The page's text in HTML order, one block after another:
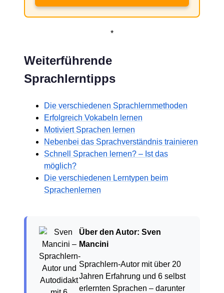
*
Weiterführende
Sprachlerntipps
Die verschiedenen Sprachlernmethoden
Erfolgreich Vokabeln lernen
Motiviert Sprachen lernen
Nebenbei das Sprachverständnis trainieren
Schnell Sprachen lernen? – Ist das
möglich?
Die verschiedenen Lerntypen beim
Sprachenlernen
Über den Autor: Sven
Mancini
Sprachlern-Autor mit über 20
Jahren Erfahrung und 6 selbst
erlernten Sprachen – darunter